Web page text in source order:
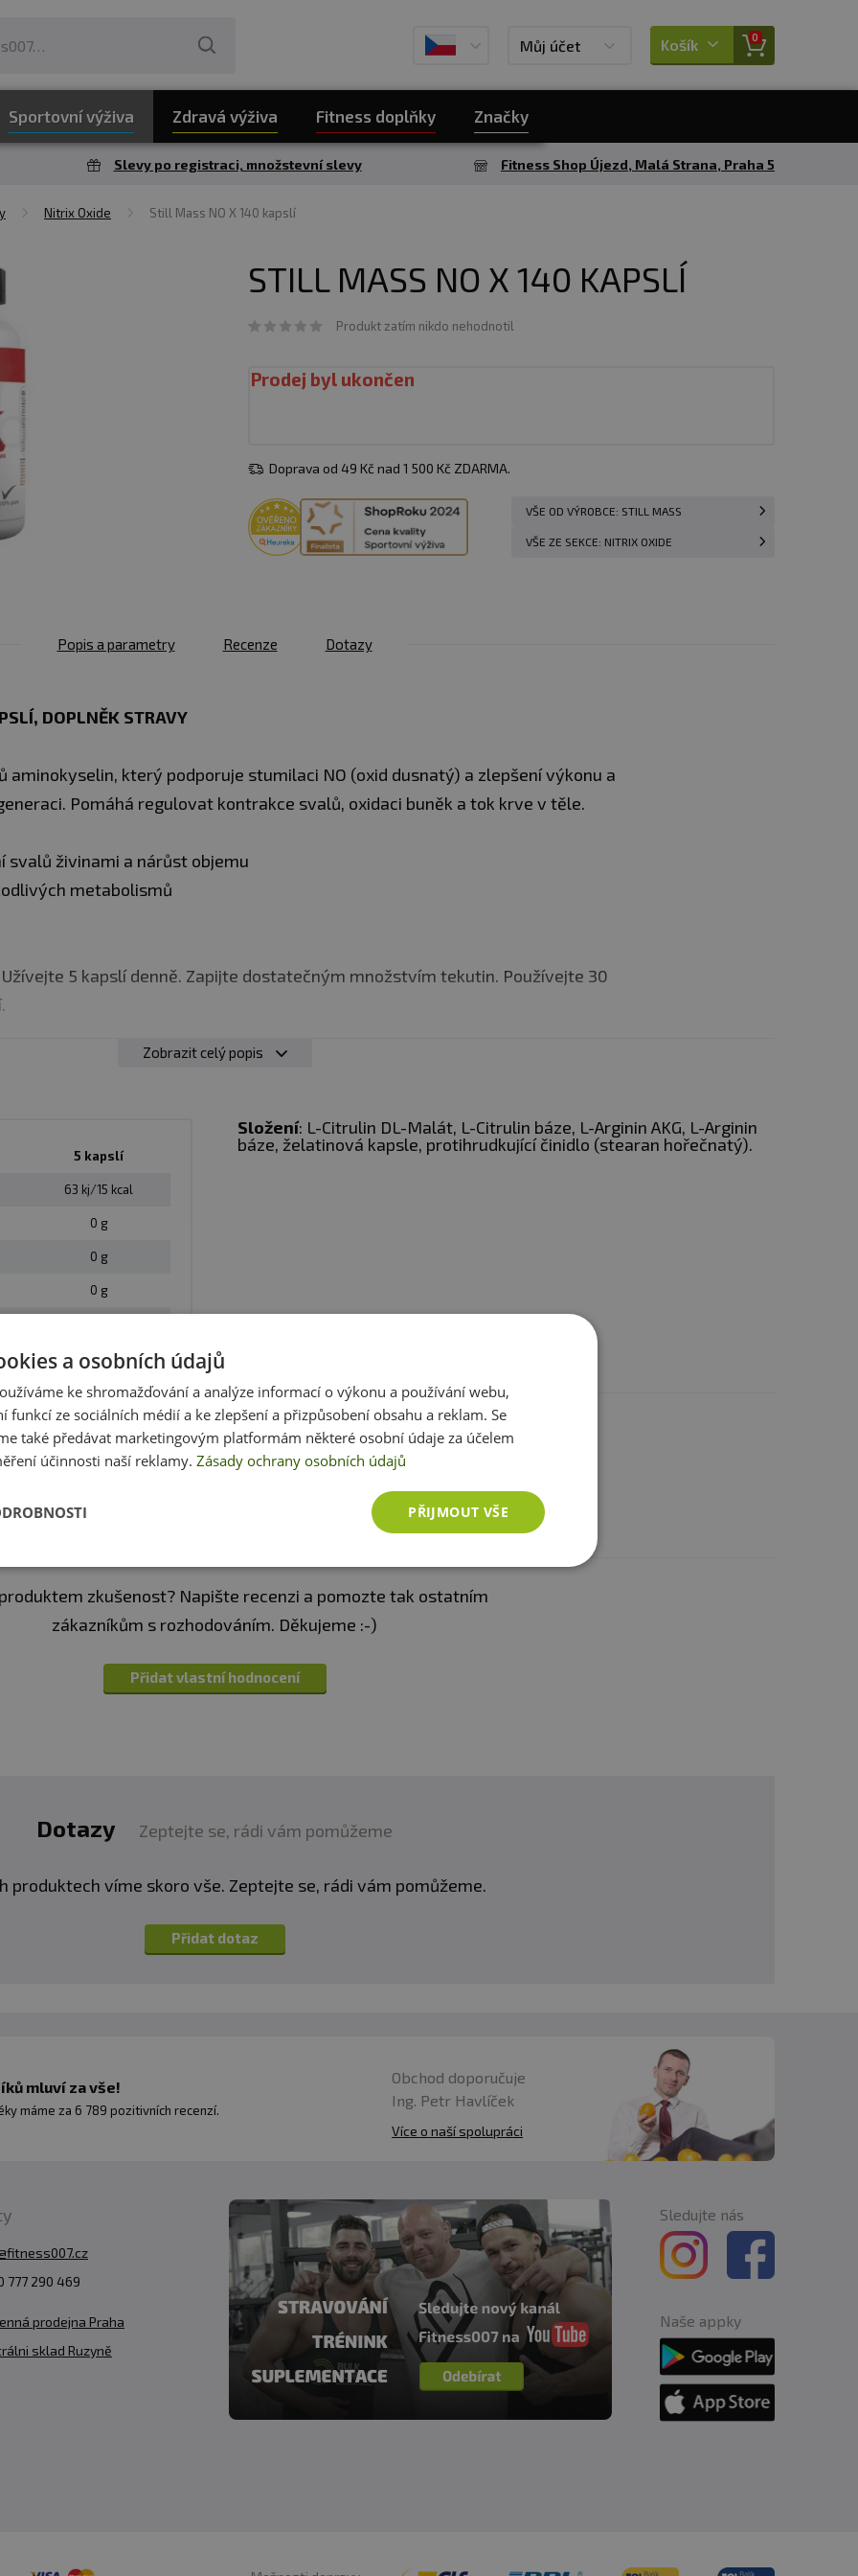
Můj účet Košík 0
Sportovní výživa Zdravá výživa Fitness doplňky Značky
Slevy po registraci, množstevní slevy Fitness Shop Újezd, Malá Strana, Praha 5
Nitrix Oxide Still Mass NO X 140 kapslí
STILL MASS NO X 140 KAPSLÍ
Produkt zatím nikdo nehodnotil
Prodej byl ukončen
Doprava od 49 Kč nad 1 500 Kč ZDARMA.
VŠE OD VÝROBCE: STILL MASS
VŠE ZE SEKCE: NITRIX OXIDE
Popis a parametry Recenze Dotazy
DOPLNĚK STRAVY
aminokyselin, který podporuje stumilaci NO (oxid dusnatý) a zlepšení výkonu a
Pomáhá regulovat kontrakce svalů, oxidaci buněk a tok krve v těle.
svalů živinami a nárůst objemu
metabolismů
Užívejte 5 kapslí denně. Zapijte dostatečným množstvím tekutin. Používejte 30
Vhodné zejména pro sportovce. Není náhradou pestré stravy. Nepřekračujte
Ukládejte mimo dosah dětí! není vhodné pro děti, těhotné a kojící ženy.
do 25 °C. Nevystavujte přímému slunečnímu záření. Chraňte před mrazem.
nevhodným skladováním a použitím.
Alergeny ve složení produktutučnězvýrazněný
Zobrazit celý popis
5 kapslí
63 kj/15 kcal
0 g
0 g
0 g
0 g
3,7 g
0 g
1100 mg
Složení: L-Citrulin DL-Malát, L-Citrulin báze, L-Arginin AKG, L-Arginin
báze, želatinová kapsle, protihrudkující činidlo (stearan hořečnatý).
Zobrazit celé parametry
Recenze Produkt zatím nikdo nehodnotil
zkušenost? Napište recenzi a pomozte tak ostatním
zákazníkům s rozhodováním. Děkujeme :-)
Přidat vlastní hodnocení
Dotazy Zeptejte se, rádi vám pomůžeme
produktech víme skoro vše. Zeptejte se, rádi vám pomůžeme.
Přidat dotaz
mluví za vše!
máme za 6 789 pozitivních recenzí.
Obchod doporučuje
Ing. Petr Havlíček
Více o naší spolupráci
777 290 469
prodejna Praha
sklad Ruzyně
Sledujte nás
Naše appky
a osobních údajů
ke shromažďování a analýze informací o výkonu a používání webu,
funkcí ze sociálních médií a ke zlepšení a přizpůsobení obsahu a reklam. Se
také předávat marketingovým platformám některé osobní údaje za účelem
účinnosti naší reklamy. Zásady ochrany osobních údajů
PŘIJMOUT VŠE